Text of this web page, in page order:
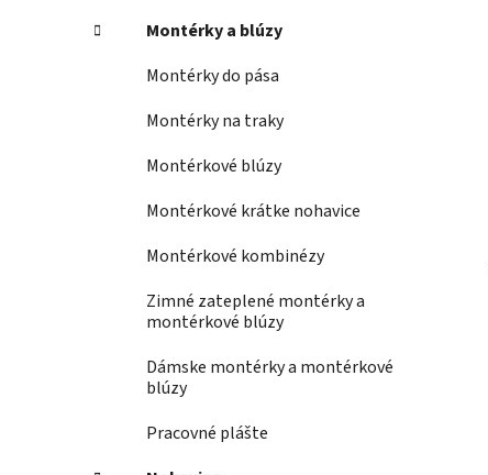
Montérky a blúzy
Montérky do pása
Montérky na traky
Montérkové blúzy
Montérkové krátke nohavice
Montérkové kombinézy
Zimné zateplené montérky a
montérkové blúzy
Dámske montérky a montérkové
blúzy
Pracovné plášte